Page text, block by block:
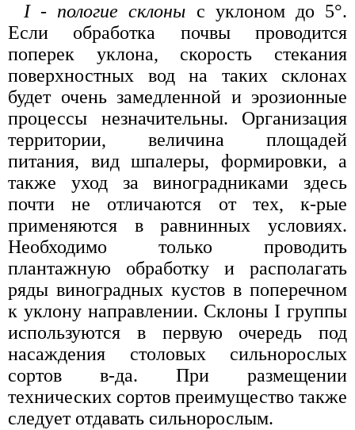
I - пологие склоны с уклоном до 5°.
Если обработка почвы проводится
поперек уклона, скорость стекания
поверхностных вод на таких склонах
будет очень замедленной и эрозионные
процессы незначительны. Организация
территории, величина площадей
питания, вид шпалеры, формировки, а
также уход за виноградниками здесь
почти не отличаются от тех, к-рые
применяются в равнинных условиях.
Необходимо только проводить
плантажную обработку и располагать
ряды виноградных кустов в поперечном
к уклону направлении. Склоны I группы
используются в первую очередь под
насаждения столовых сильнорослых
сортов в-да. При размещении
технических сортов преимущество также
следует отдавать сильнорослым.